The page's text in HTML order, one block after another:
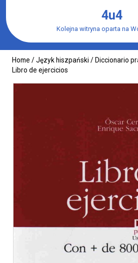
content
4u4
Kolejna witryna oparta na
Home /Język hiszpański / Diccionario
Libro de ejercicios